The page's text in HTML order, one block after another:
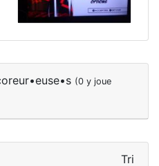
(0 y joue
Tri